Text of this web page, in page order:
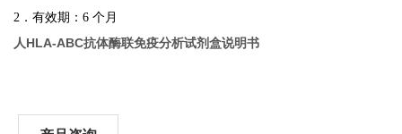
2 ．有效期：6个月
人HLA-ABC抗体酶联免疫分析试剂盒说明书